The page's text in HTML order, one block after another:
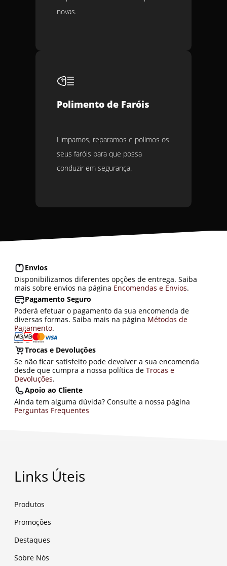
novas.
Polimento de Faróis
Limpamos, reparamos e polimos os
seus faróis para que possa
conduzir em segurança.
Envios
Disponibilizamos diferentes opções de entrega. Saiba
mais sobre envios na página Encomendas e Envios.
Pagamento Seguro
Poderá efetuar o pagamento da sua encomenda de
diversas formas. Saiba mais na página Métodos de
Pagamento.
Trocas e Devoluções
Se não ficar satisfeito pode devolver a sua encomenda
desde que cumpra a nossa política de Trocas e
Devoluções.
Apoio ao Cliente
Ainda tem alguma dúvida? Consulte a nossa página
Perguntas Frequentes
Links Úteis
Produtos
Promoções
Destaques
Sobre Nós